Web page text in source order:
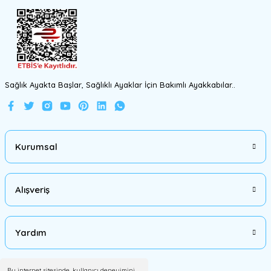
Sağlık Ayakta Başlar, Sağlıklı Ayaklar İçin Bakımlı Ayakkabılar..
Kurumsal
Alışveriş
Yardım